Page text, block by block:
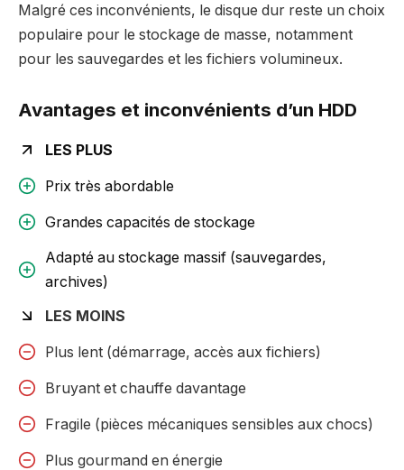
Malgré ces inconvénients, le disque dur reste un choix
populaire pour le stockage de masse, notamment
pour les sauvegardes et les fichiers volumineux.
Avantages et inconvénients d’un HDD
LES PLUS
Prix très abordable
Grandes capacités de stockage
Adapté au stockage massif (sauvegardes,
archives)
LES MOINS
Plus lent (démarrage, accès aux fichiers)
Bruyant et chauffe davantage
Fragile (pièces mécaniques sensibles aux chocs)
Plus gourmand en énergie